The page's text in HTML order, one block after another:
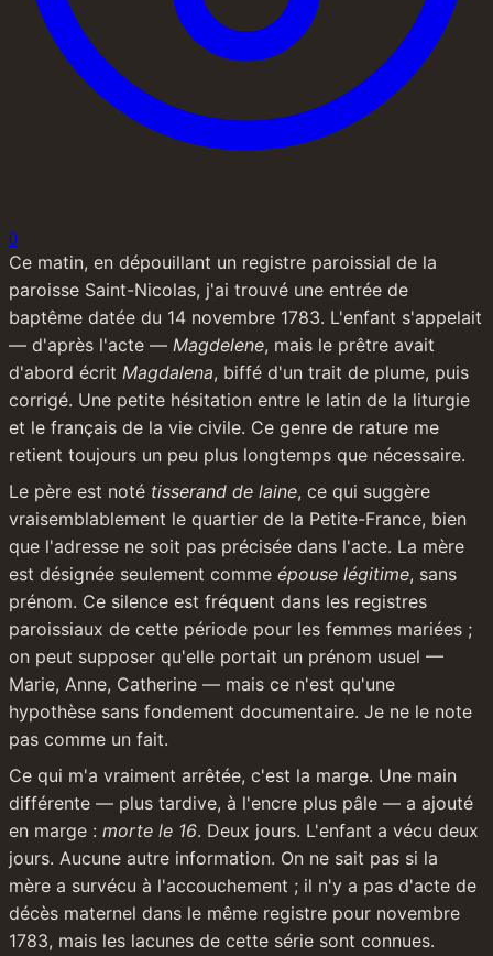
0
Ce matin, en dépouillant un registre paroissial de la
paroisse Saint-Nicolas, j'ai trouvé une entrée de
baptême datée du 14 novembre 1783. L'enfant s'appelait
— d'après l'acte — Magdelene, mais le prêtre avait
d'abord écrit Magdalena, biffé d'un trait de plume, puis
corrigé. Une petite hésitation entre le latin de la liturgie
et le français de la vie civile. Ce genre de rature me
retient toujours un peu plus longtemps que nécessaire.
Le père est noté tisserand de laine, ce qui suggère
vraisemblablement le quartier de la Petite-France, bien
que l'adresse ne soit pas précisée dans l'acte. La mère
est désignée seulement comme épouse légitime, sans
prénom. Ce silence est fréquent dans les registres
paroissiaux de cette période pour les femmes mariées ;
on peut supposer qu'elle portait un prénom usuel —
Marie, Anne, Catherine — mais ce n'est qu'une
hypothèse sans fondement documentaire. Je ne le note
pas comme un fait.
Ce qui m'a vraiment arrêtée, c'est la marge. Une main
différente — plus tardive, à l'encre plus pâle — a ajouté
en marge : morte le 16. Deux jours. L'enfant a vécu deux
jours. Aucune autre information. On ne sait pas si la
mère a survécu à l'accouchement ; il n'y a pas d'acte de
décès maternel dans le même registre pour novembre
1783, mais les lacunes de cette série sont connues.